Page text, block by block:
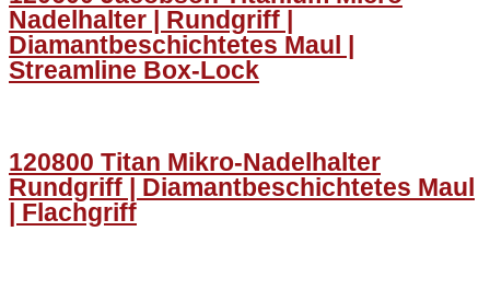
Nadelhalter | Rundgriff |
Diamantbeschichtetes Maul |
Streamline Box-Lock
120800 Titan Mikro-Nadelhalter
Rundgriff | Diamantbeschichtetes Maul
| Flachgriff